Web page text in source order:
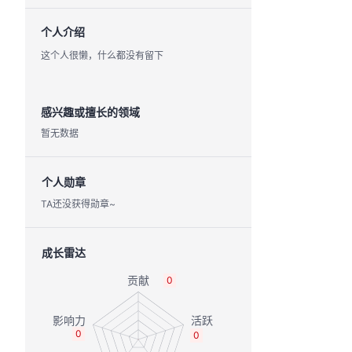
个人介绍
这个人很懒，什么都没有留下
感兴趣或擅长的领域
暂无数据
个人勋章
TA还没获得勋章~
成长雷达
0
0
0